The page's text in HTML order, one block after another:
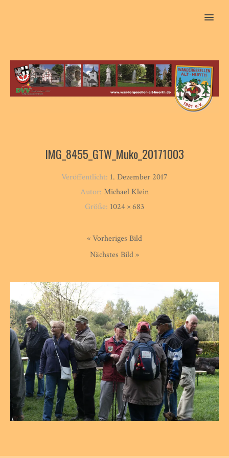
MENU
IMG_8455_GTW_Muko_20171003
Veröffentlicht: 1. Dezember 2017
Autor: Michael Klein
Größe: 1024 × 683
« Vorheriges Bild
Nächstes Bild »